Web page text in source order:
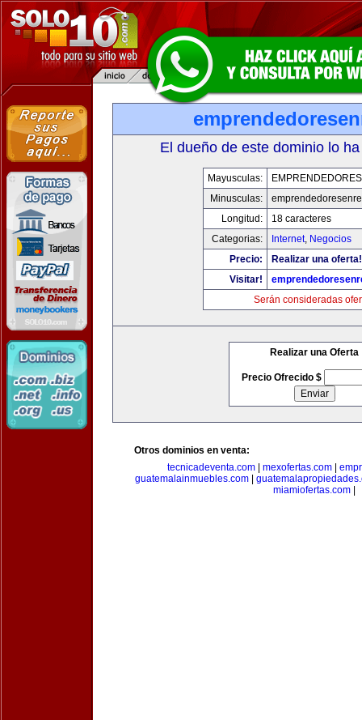
El dueño de este dominio lo
Mayusculas:
Minusculas:
Longitud:
18 caracteres
Categorias:
Internet, Negocios
Precio:
Realizar una oferta!
Visitar!
Serán consideradas
Realizar una Oferta
Precio Ofrecido $
Otros dominios en venta:
tecnicadeventa.com
mexofertas.com
guatemalainmuebles.com
miamiofertas.com